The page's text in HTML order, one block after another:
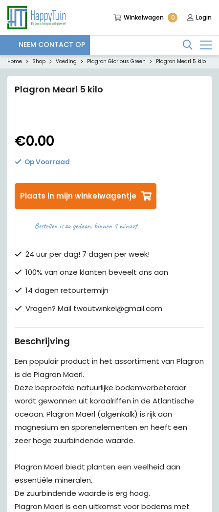
Winkelwagen 0 Login
NEEM CONTACT OP
Home Shop Voeding Plagron Glorious Green Plagron Mearl 5 kilo
Plagron Mearl 5 kilo
€0.00
Op Voorraad
Plaats in mijn winkelwagentje
Bestellen is zo gedaan, binnen 1 minuut
24 uur per dag! 7 dagen per week!
100% van onze klanten beveelt ons aan
14 dagen retourtermijn
Vragen? Mail twoutwinkel@gmail.com
Beschrijving
Een populair product in het assortiment van Plagron
is de Plagron Maerl.
Deze beproefde natuurlijke bodemverbeteraar
wordt gewonnen uit koraalriffen in de Atlantische
oceaan. Plagron Maerl (algenkalk) is rijk aan
magnesium en sporenelementen en heeft een
zeer hoge zuurbindende waarde.
Plagron Maerl biedt planten een veelheid aan
essentiële mineralen.
De zuurbindende waarde is erg hoog.
Plagron Maerl is een uitkomst voor bodems met